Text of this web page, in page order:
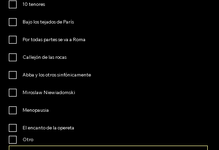
10 tenores
Bajo los tejados de París
Por todas partes se va a Roma
Callejón de las rocas
Abba y los otros sinfónicamente
Miroslaw Niewiadomski
Menopausia
El encanto de la opereta
Otro